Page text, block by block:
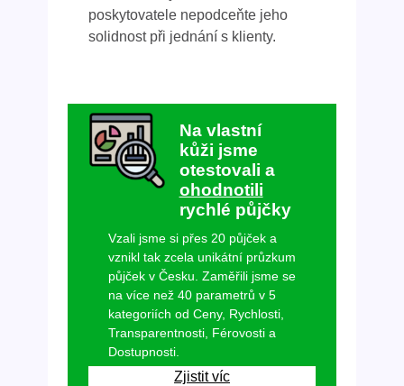
poskytovatele nepodceňte jeho
solidnost při jednání s klienty.
Na vlastní
kůži jsme
otestovali a
ohodnotili
rychlé půjčky
Vzali jsme si přes 20 půjček a
vznikl tak zcela unikátní průzkum
půjček v Česku. Zaměřili jsme se
na více než 40 parametrů v 5
kategoriích od Ceny, Rychlosti,
Transparentnosti, Férovosti a
Dostupnosti.
Zjistit víc